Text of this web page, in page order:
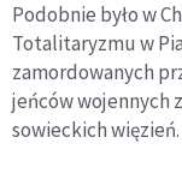
Podobnie było w
Totalitaryzmu w
zamordowanych
jeńców wojennych
sowieckich więzień.